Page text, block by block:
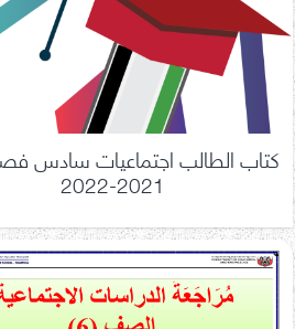
كتاب الطالب اجتماعيات سادس
2021-2022